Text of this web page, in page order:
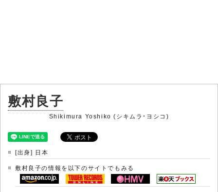
敷村良子
Shikimura Yoshiko (シキムラ・ヨシコ)
[出身] 日本
敷村良子の情報を以下のサイトでもみる